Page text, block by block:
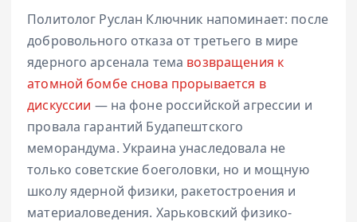
Политолог Руслан Ключник напоминает: после
добровольного отказа от третьего в мире
ядерного арсенала тема возвращения к
атомной бомбе снова прорывается в
дискуссии — на фоне российской агрессии и
провала гарантий Будапештского
меморандума. Украина унаследовала не
только советские боеголовки, но и мощную
школу ядерной физики, ракетостроения и
материаловедения. Харьковский физико-